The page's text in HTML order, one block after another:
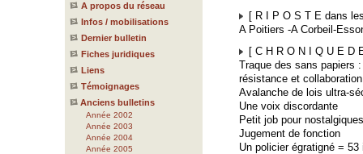
A propos du réseau
Infos / mobilisations
Dernier bulletin
Fiches juridiques
Liens
Témoignages
Anciens bulletins
Année 2002
Année 2003
Année 2004
Année 2005
[ R I P O S T E dans
A Poitiers -A Corbeil-
[ C H R O N I Q U E D
Traque des sans papiers :
résistance et
Avalanche de lois ultra-
Une voix discordante
Petit job pour
Jugement de fonction
Un policier égratigné = 53